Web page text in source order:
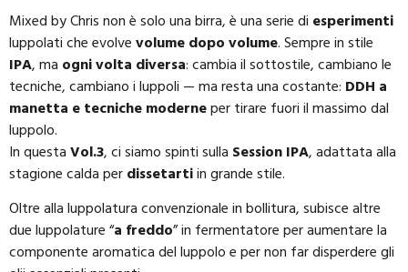
Mixed by Chris non è solo una birra, è una serie di esperimenti
luppolati che evolvevolume dopo volume. Sempre in stile
IPA, ma ogni volta diversa: cambia il sottostile, cambiano le
tecniche, cambiano i luppoli — ma resta una costante: DDH a
manetta e tecniche moderneper tirare fuori il massimo dal
luppolo.
In questaVol.3, ci siamo spinti sulla Session IPA, adattata alla
stagione calda perdissetartiin grande stile.
Oltre alla luppolatura convenzionale in bollitura, subisce altre
due luppolature “a freddo” in fermentatore per aumentare la
componente aromatica del luppolo e per non far disperdere gli